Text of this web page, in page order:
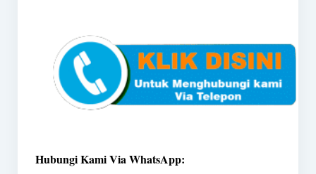
Hubungi Kami Via WhatsApp: